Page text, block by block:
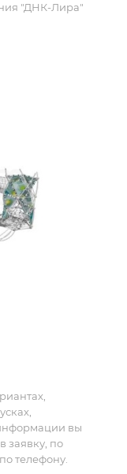
"ДНК-Лира"
вы
заявку, по
телефону.